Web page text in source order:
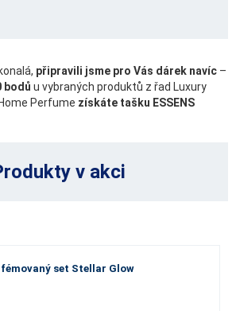
připravili jsme pro Vás dárek navíc–
bodů u vybraných produktů z řad Luxury
Perfume získáte tašku ESSENS
v akci
set Stellar Glow